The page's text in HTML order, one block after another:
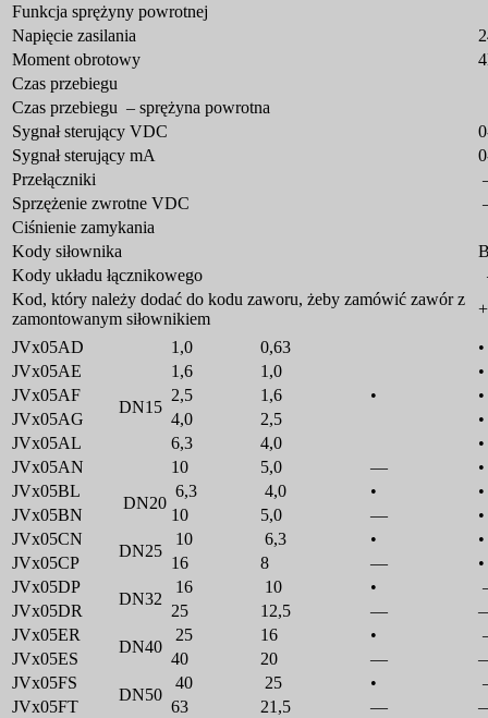
Funkcja sprężyny powrotnej
Napięcie zasilania
Moment obrotowy
Czas przebiegu
Czas przebiegu – sprężyna powrotna
Sygnał sterujący VDC
Sygnał sterujący mA
Przełączniki
Sprzężenie zwrotne VDC
Ciśnienie zamykania
Kody siłownika
Kody układu łącznikowego
Kod, który należy dodać do kodu zaworu, żeby zamówić zawór z
zamontowanym siłownikiem
JVx05AD
DN15
1,0 0,63
•
•
JVx05AE
1,6 1,0
•
JVx05AF
2,5 1,6
•
JVx05AG
4,0 2,5
•
JVx05AL
6,3 4,0
•
JVx05AN
10 5,0 —
•
JVx05BL
DN20
6,3 4,0 •
•
JVx05BN
10 5,0 —
•
JVx05CN
DN25
10 6,3 •
•
JVx05CP
16 8 —
•
JVx05DP
DN32
16 10 •
JVx05DR
25 12,5 —
JVx05ER
DN40
25 16 •
JVx05ES
40 20 —
JVx05FS
DN50
40 25 •
JVx05FT
63 21,5 —